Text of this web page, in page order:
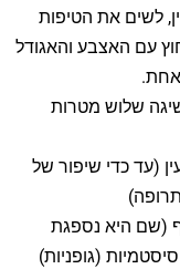
לשים את הטיפות
עם האצבע והאגודל
שלוש מטרות
(עד כדי שיפור של
(שם היא נספגת
(גופניות)